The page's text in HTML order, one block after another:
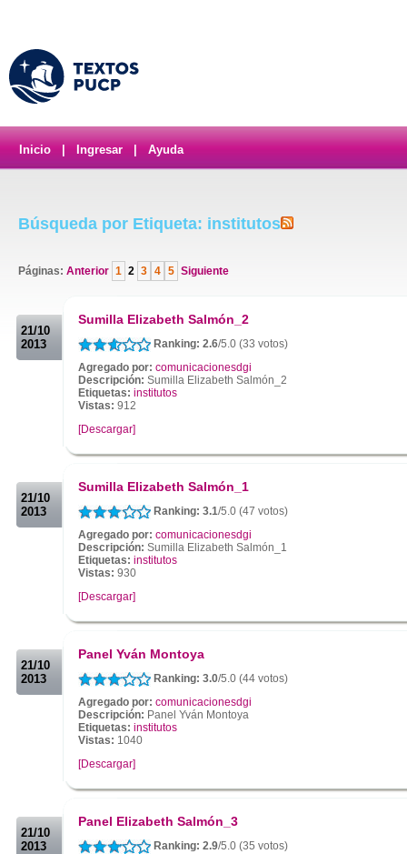
Inicio Ingresar Ayuda
Búsqueda por Etiqueta: institutos
Páginas: Anterior 1 2 3 4 5 Siguiente
21/10
2013
Sumilla Elizabeth Salmón_2
Ranking: 2.6/5.0 (33 votos)
Agregado por: comunicacionesdgi
Descripción: Sumilla Elizabeth Salmón_2
Etiquetas: institutos
Vistas: 912
[Descargar]
21/10
2013
Sumilla Elizabeth Salmón_1
Ranking: 3.1/5.0 (47 votos)
Agregado por: comunicacionesdgi
Descripción: Sumilla Elizabeth Salmón_1
Etiquetas: institutos
Vistas: 930
[Descargar]
21/10
2013
Panel Yván Montoya
Ranking: 3.0/5.0 (44 votos)
Agregado por: comunicacionesdgi
Descripción: Panel Yván Montoya
Etiquetas: institutos
Vistas: 1040
[Descargar]
21/10
2013
Panel Elizabeth Salmón_3
Ranking: 2.9/5.0 (35 votos)